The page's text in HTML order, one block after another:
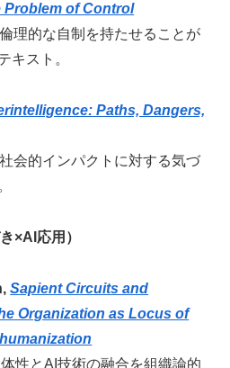
Problem of Control
理的な自制を持たせることが
キスト。
Paths, Dangers,
会的インパクトに対する気づ
×AI応用）
Sapient Circuits and
Organization as Locus of
性とAI技術の融合を組織論的